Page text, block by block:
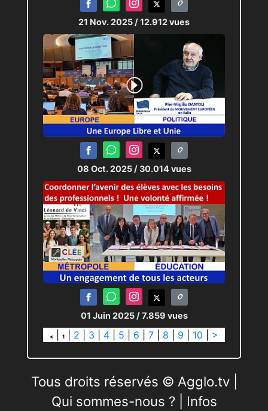
21 Nov. 2025 / 12.912 vues
08 Oct. 2025 / 30.014 vues
01 Juin 2025 / 7.859 vues
< 1 2 3 4 5 6 7 8 9 10 >
Tous droits réservés © Agglo.tv |
Qui sommes-nous ?| Infos